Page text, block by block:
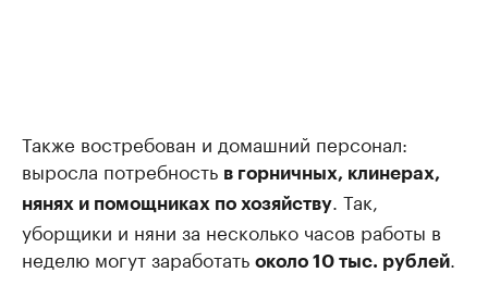
Также востребован и домашний персонал:
выросла потребность в горничных, клинерах,
нянях и помощниках по хозяйству. Так,
уборщики и няни за несколько часов работы в
неделю могут заработать около 10 тыс. рублей.